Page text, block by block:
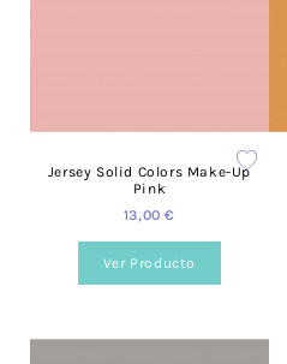
Jersey Solid Colors Make-Up
Pink
13,00 €
Ver Producto